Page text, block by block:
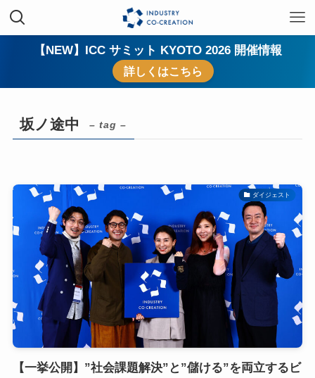
【NEW】ICC サミット KYOTO 2026 開催情報
詳しくはこちら
坂ノ途中 – tag –
ダイジェスト
【一挙公開】”社会課題解決”と”儲ける”を両立するビ